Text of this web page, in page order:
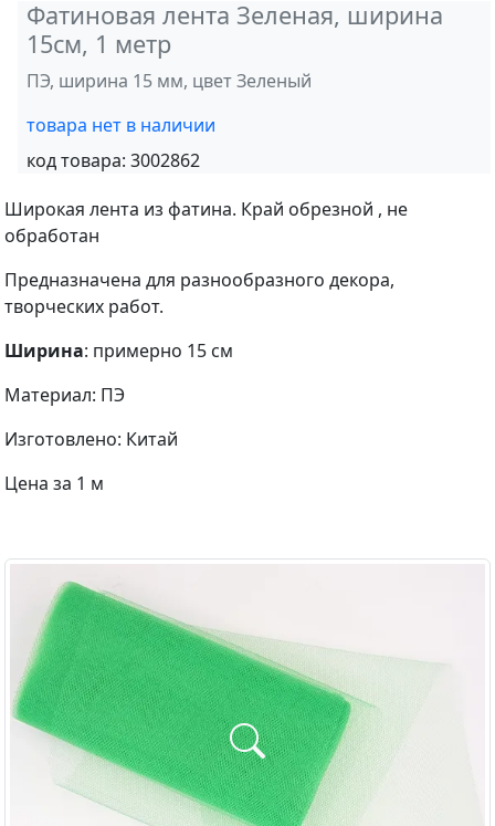
Фатиновая лента Зеленая, ширина
15см, 1 метр
ПЭ, ширина 15 мм, цвет Зеленый
товара нет в наличии
код товара: 3002862
Широкая лента из фатина. Край обрезной , не
обработан
Предназначена для разнообразного декора,
творческих работ.
Ширина: примерно 15 см
Материал: ПЭ
Изготовлено: Китай
Цена за 1 м